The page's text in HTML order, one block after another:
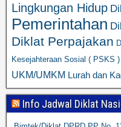
Lingkungan Hidup
Pemerintahan
Diklat Perpajakan
Kesejahteraan Sosial ( PSKS )
UKM/UMKM Lurah dan
Info Jadwal Diklat